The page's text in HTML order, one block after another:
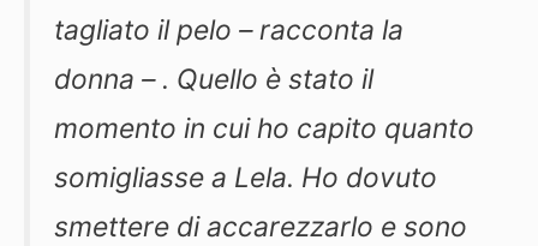
tagliato il pelo – racconta la
donna – . Quello è stato il
momento in cui ho capito quanto
somigliasse a Lela. Ho dovuto
smettere di accarezzarlo e sono